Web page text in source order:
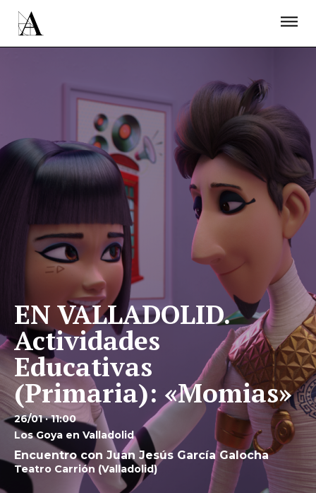
EN VALLADOLID.
Actividades
Educativas
(Primaria): «Momias»
26/01 · 11:00
Los Goya en Valladolid
Encuentro con Juan Jesús García Galocha
Teatro Carrión (Valladolid)
RESIDENCIAS
ÚNETE A LA ACADEMIA DE CINE
PRENSA
NEWSLETTER